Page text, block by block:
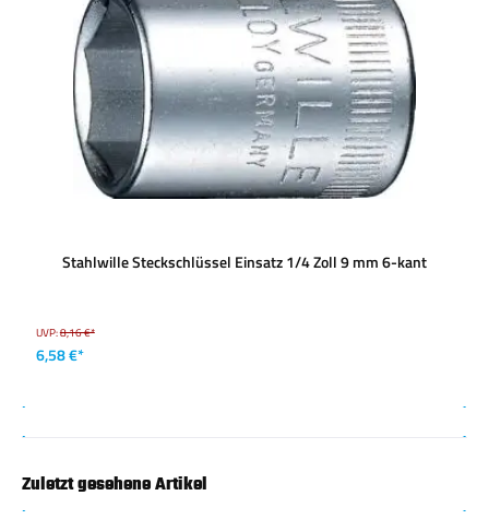
Stahlwille Steckschlüssel Einsatz 1/4 Zoll 9 mm 6-kant
UVP:8,16 €*
6,58 €*
Zuletzt gesehene Artikel